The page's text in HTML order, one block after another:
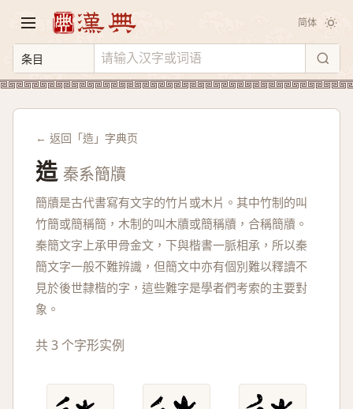
简体
← 返回「造」字典页
造 秦系簡牘
簡牘是古代書寫有文字的竹片或木片。其中竹制的叫
竹簡或簡稱簡，木制的叫木牘或簡稱牘，合稱簡牘。
秦簡文字上承甲骨金文，下與楷書一脈相承，所以秦
簡文字一般不難辨識，但簡文中亦有個別難以釋讀不
見於後世隸楷的字，這些難字是學者們考索的主要對
象。
共 3 个字形实例